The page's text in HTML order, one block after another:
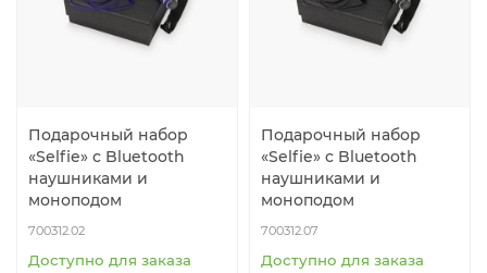
Подарочный набор
«Selfie» с Bluetooth
наушниками и
моноподом
700312.02
Доступно для заказа
Подарочный набор
«Selfie» с Bluetooth
наушниками и
моноподом
700312.07
Доступно для заказа